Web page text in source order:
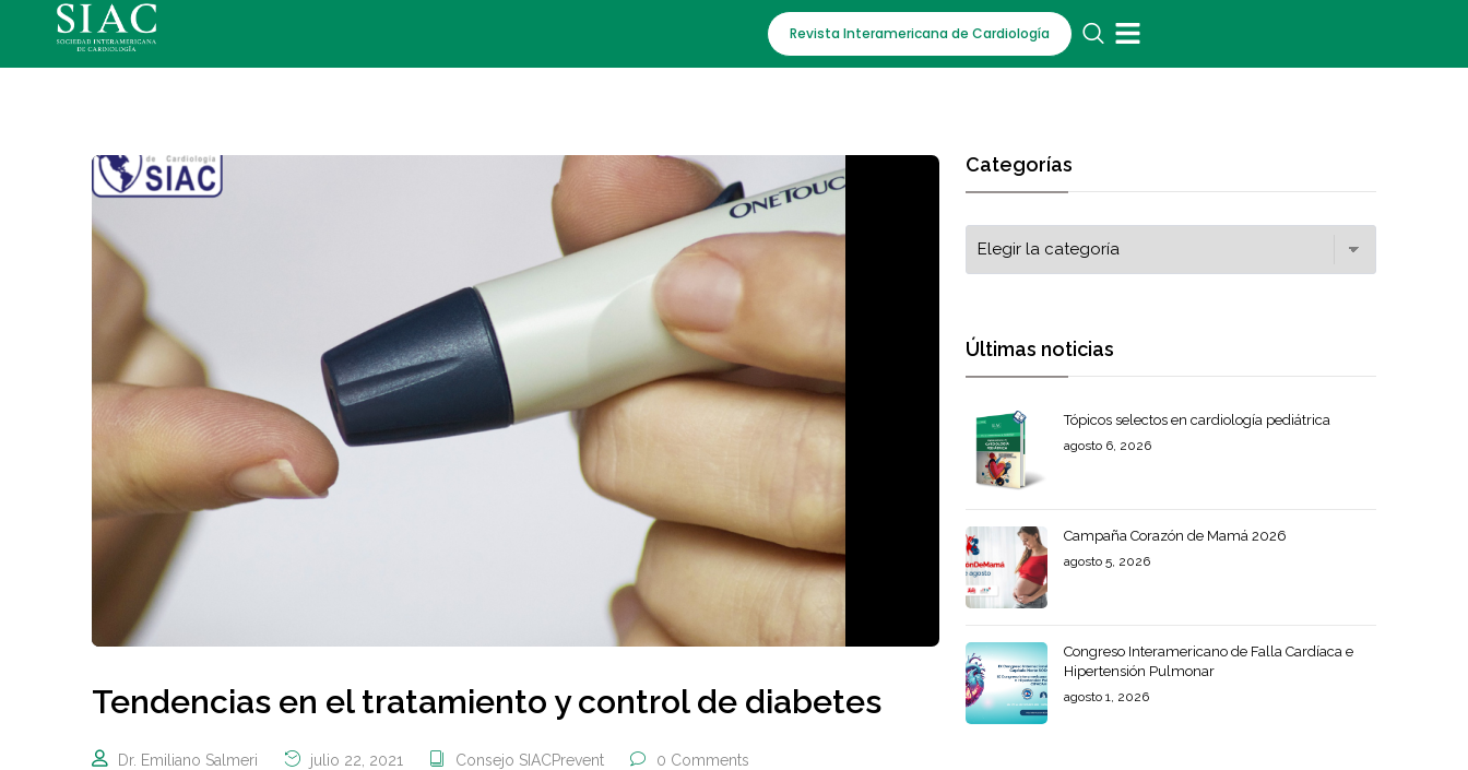
Revista Interamericana de Cardiología
Tendencias en el tratamiento y control de diabetes
Dr. Emiliano Salmeri julio 22, 2021 Consejo SIACPrevent 0 Comments
Categorías
Últimas noticias
Tópicos selectos en cardiología pediátrica
agosto 6, 2026
Campaña Corazón de Mamá 2026
agosto 5, 2026
Congreso Interamericano de Falla Cardíaca e
Hipertensión Pulmonar
agosto 1, 2026